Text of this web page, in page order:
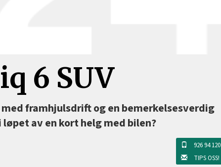
6 SUV
med framhjulsdrift og en bemerkelsesverdig
av en kort helg med bilen?
926 94 120
TIPS OSS!